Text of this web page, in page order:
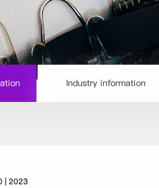
Industry information
| 2023